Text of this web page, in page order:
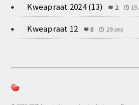
Kweapraat 2024 (13) 2
Kweapraat 12 0 29.sep